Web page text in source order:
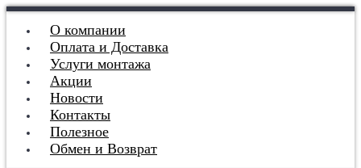
О компании
Оплата и Доставка
Услуги монтажа
Акции
Новости
Контакты
Полезное
Обмен и Возврат